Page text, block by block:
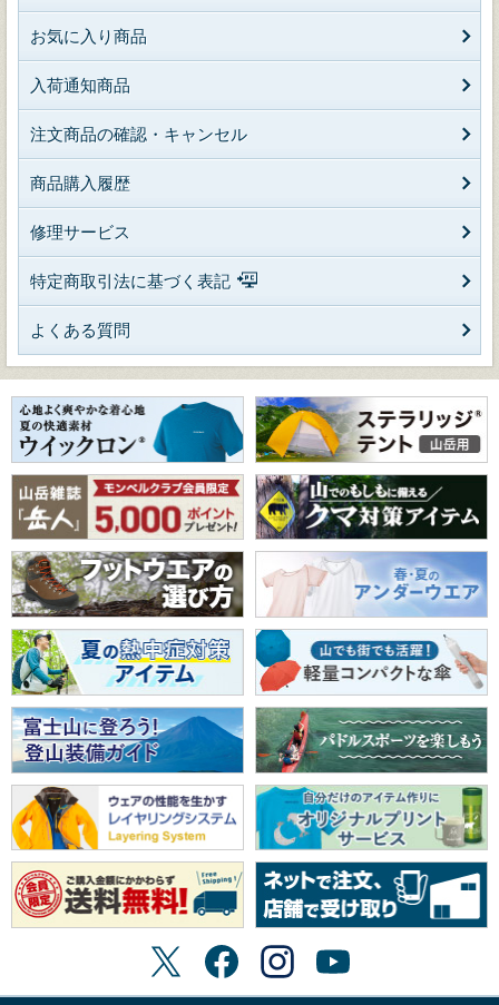
お気に入り商品
入荷通知商品
注文商品の確認・キャンセル
商品購入履歴
修理サービス
特定商取引法に基づく表記
よくある質問